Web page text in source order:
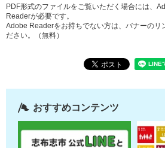
PDF形式のファイルをご覧いただく場合には、
Readerが必要です。
Adobe Readerをお持ちでない方は、バナーのリ
ださい。（無料）
おすすめコンテンツ